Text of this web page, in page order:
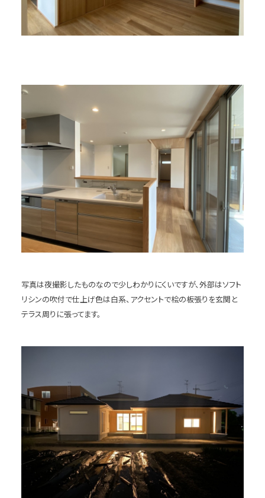
写真は夜撮影したものなので少しわかりにくいですが、外部はソフト
リシンの吹付で仕上げ色は白系、アクセントで桧の板張りを玄関と
テラス周りに張ってます。